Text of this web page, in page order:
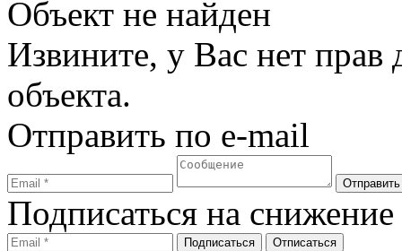
Объект не найден
Извините, у Вас нет прав
объекта.
Отправить по e-mail
Подписаться на